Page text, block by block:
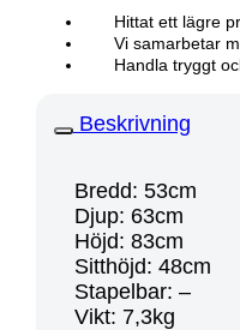
Hittat ett lägre
Vi samarbetar
Handla tryggt
Beskrivning
Bredd: 53cm
Djup: 63cm
Höjd: 83cm
Sitthöjd: 48cm
Stapelbar: –
Vikt: 7,3kg